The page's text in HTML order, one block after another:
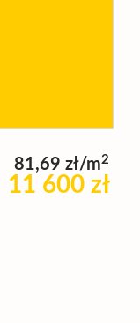
Zamienię
81,69 zł/m2
11 600 zł